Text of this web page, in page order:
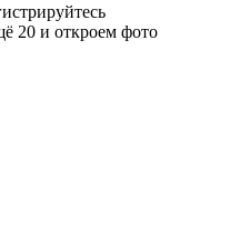
20 и откроем фото